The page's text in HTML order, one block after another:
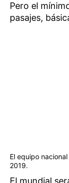
Pero el
pasajes,
El equipo
2019.
El mundial